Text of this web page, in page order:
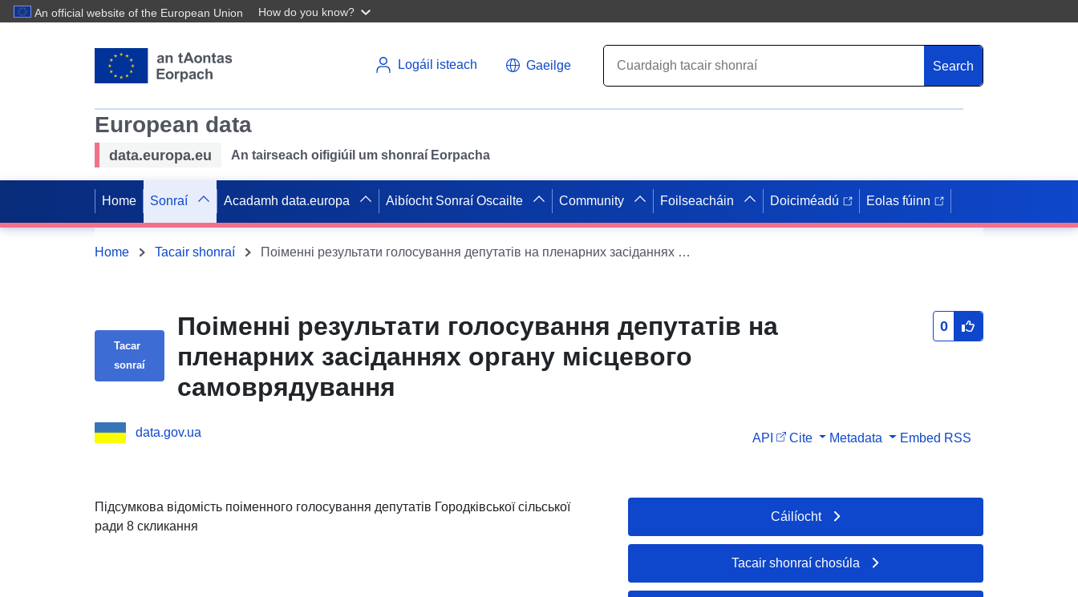
An official website of the European Union How do you know?
Logáil isteach Gaeilge Search
European data
data.europa.eu An tairseach oifigiúil um shonraí Eorpacha
Home Sonraí Acadamh data.europa Aibíocht Sonraí Oscailte Community Foilseacháin Doiciméadú Eolas fúinn
Home Tacair shonraí Поіменні результати голосування депутатів на пленарних засіданнях органу місцевого самоврядування
Tacar
sonraí
Поіменні результати голосування депутатів на
пленарних засіданнях органу місцевого
самоврядування
0
data.gov.ua API Cite Metadata Embed RSS
Підсумкова відомість поіменного голосування депутатів Городківської сільської
ради 8 скликання
Cáilíocht
Tacair shonraí chosúla